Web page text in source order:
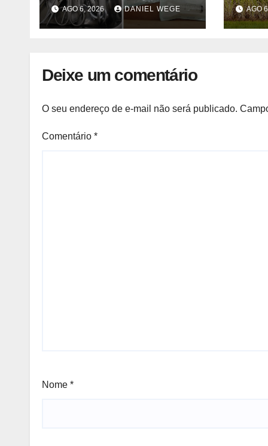
Campinas superam
2025
AGO 6, 2026 DANIEL WEGE AGO
Deixe um comentário
O seu endereço de e-mail não será publicado.
Comentário *
Nome *